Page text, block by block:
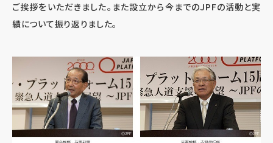
ご挨拶をいただきました。また設立から今までのJPFの活動と実
績について振り返りました。